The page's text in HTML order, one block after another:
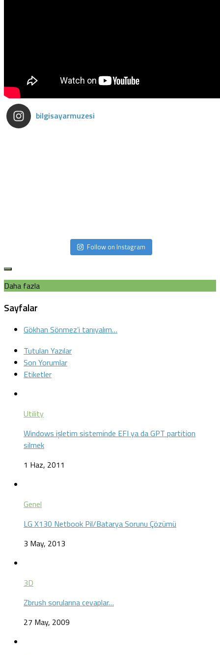
bilgisayarmuzesi
Follow on Instagram
Daha fazla
Sayfalar
Gökhan Sönmez’i tanıyalım…
Tutulan Yazılar
Son Yorumlar
Etiketler
Utility
Windows işletim sisteminde EFI ya da GPT partition
silmek
1 Haz, 2011
Genel
LG X130 Netbook Pil/Batarya Sorunu Çözümü
3 May, 2013
3D
Zbrush sorularına cevaplar…
27 May, 2009